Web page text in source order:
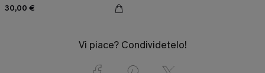
30,00 €
Vi piace? Condividetelo!